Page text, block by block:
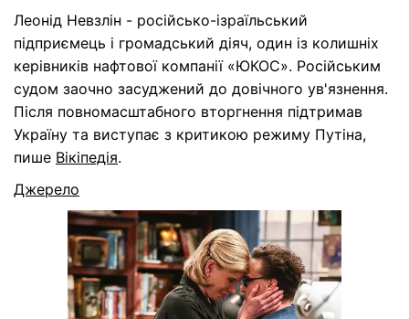
Леонід Невзлін - російсько-ізраїльський
підприємець і громадський діяч, один із колишніх
керівників нафтової компанії «ЮКОС». Російським
судом заочно засуджений до довічного ув'язнення.
Після повномасштабного вторгнення підтримав
Україну та виступає з критикою режиму Путіна,
пише Вікіпедія.
Джерело